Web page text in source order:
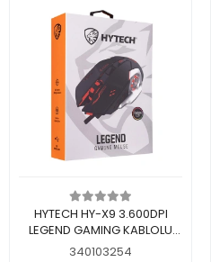
Sepete Ekle
HYTECH HY-X9 3.600DPI
LEGEND GAMING KABLOLU
RAINBOW OYUNCU MOUSE
340103254